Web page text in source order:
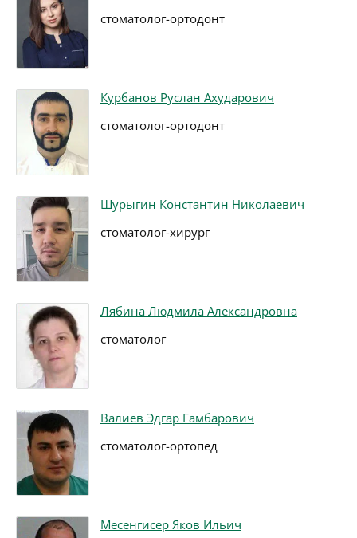
стоматолог-ортодонт
Курбанов Руслан Ахударович
стоматолог-ортодонт
Шурыгин Константин Николаевич
стоматолог-хирург
Лябина Людмила Александровна
стоматолог
Валиев Эдгар Гамбарович
стоматолог-ортопед
Месенгисер Яков Ильич